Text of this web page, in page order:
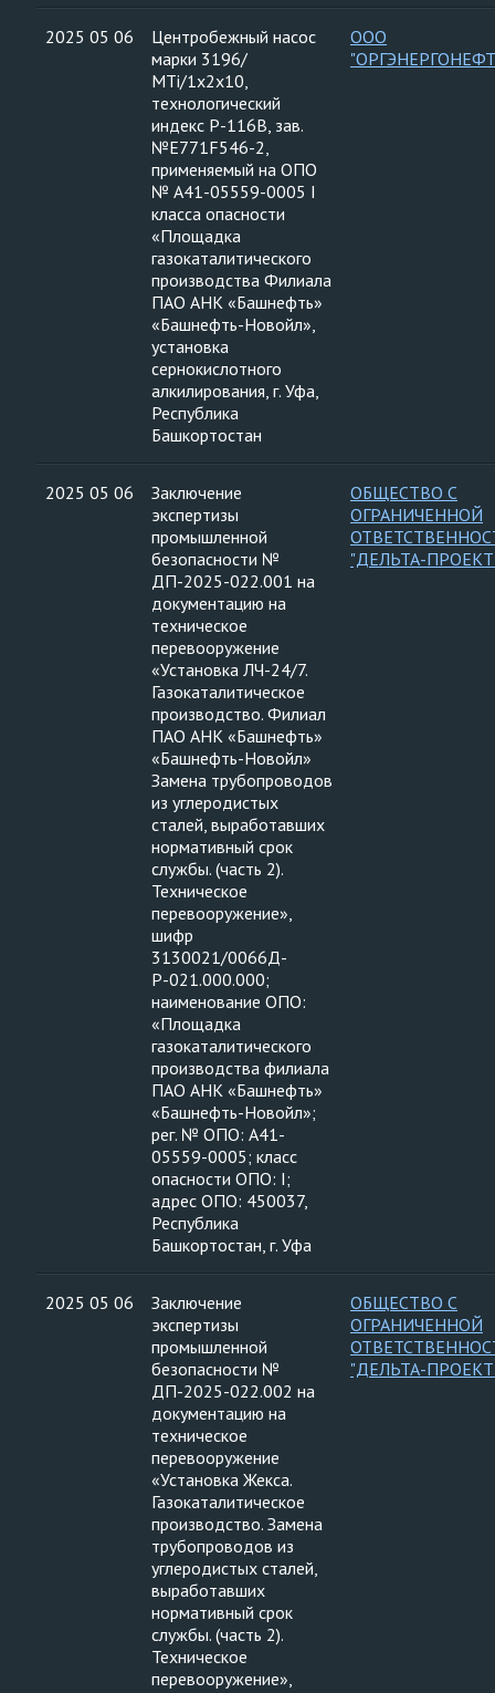
2025 05 06
Центробежный насос
марки 3196/
МTi/1х2х10,
технологический
индекс Р-116В, зав.
№Е771F546-2,
применяемый на ОПО
№ А41-05559-0005 I
класса опасности
«Площадка
газокаталитического
производства Филиала
ПАО АНК «Башнефть»
«Башнефть-Новойл»,
установка
сернокислотного
алкилирования, г. Уфа,
Республика
Башкортостан
ООО
2025 05 06
Заключение
экспертизы
промышленной
безопасности №
ДП-2025-022.001 на
документацию на
техническое
перевооружение
«Установка ЛЧ-24/7.
Газокаталитическое
производство. Филиал
ПАО АНК «Башнефть»
«Башнефть-Новойл»
Замена трубопроводов
из углеродистых
сталей, выработавших
нормативный срок
службы. (часть 2).
Техническое
перевооружение»,
шифр
3130021/0066Д-
Р-021.000.000;
наименование ОПО:
«Площадка
газокаталитического
производства филиала
ПАО АНК «Башнефть»
«Башнефть-Новойл»;
рег. № ОПО: А41-
05559-0005; класс
опасности ОПО: I;
адрес ОПО: 450037,
Республика
Башкортостан, г. Уфа
ОБЩЕСТВО С
ОГРАНИЧЕННОЙ
"ДЕЛЬТА-
2025 05 06
Заключение
экспертизы
промышленной
безопасности №
ДП-2025-022.002 на
документацию на
техническое
перевооружение
«Установка Жекса.
Газокаталитическое
производство. Замена
трубопроводов из
углеродистых сталей,
выработавших
нормативный срок
службы. (часть 2).
Техническое
перевооружение»,
ОБЩЕСТВО С
ОГРАНИЧЕННОЙ
"ДЕЛЬТА-